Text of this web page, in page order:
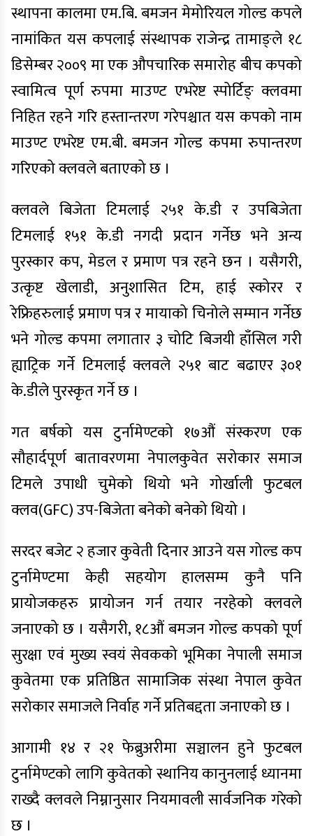
स्थापना कालमा एम.बि. बमजन मेमोरियल गोल्ड कपले
नामांकित यस कपलाई संस्थापक राजेन्द्र तामाङ्ले १८
डिसेम्बर २००९ मा एक औपचारिक समारोह बीच कपको
स्वामित्व पूर्ण रुपमा माउण्ट एभरेष्ट स्पोर्टिङ् क्लवमा
निहित रहने गरि हस्तान्तरण गरेपश्चात यस कपको नाम
माउण्ट एभरेष्ट एम.बी. बमजन गोल्ड कपमा रुपान्तरण
गरिएको क्लवले बताएको छ ।
क्लवले बिजेता टिमलाई २५१ के.डी र उपबिजेता
टिमलाई १५१ के.डी नगदी प्रदान गर्नेछ भने अन्य
पुरस्कार कप, मेडल र प्रमाण पत्र रहने छन । यसैगरी,
उत्कृष्ट खेलाडी, अनुशासित टिम, हाई स्कोरर र
रेफ्रिहरुलाई प्रमाण पत्र र मायाको चिनोले सम्मान गर्नेछ
भने गोल्ड कपमा लगातार ३ चोटि बिजयी हाँसिल गरी
ह्याट्रिक गर्ने टिमलाई क्लवले २५१ बाट बढाएर ३०१
के.डीले पुरस्कृत गर्ने छ ।
गत बर्षको यस टुर्नामेण्टको १७औं संस्करण एक
सौहार्दपूर्ण बातावरणमा नेपालकुवेत सरोकार समाज
टिमले उपाधी चुमेको थियो भने गोर्खाली फुटबल
क्लव(GFC) उप-बिजेता बनेको बनेको थियो ।
सरदर बजेट २ हजार कुवेती दिनार आउने यस गोल्ड कप
टुर्नामेण्टमा केही सहयोग हालसम्म कुनै पनि
प्रायोजकहरु प्रायोजन गर्न तयार नरहेको क्लवले
जनाएको छ । यसैगरी, १८औं बमजन गोल्ड कपको पूर्ण
सुरक्षा एवं मुख्य स्वयं सेवकको भूमिका नेपाली समाज
कुवेतमा एक प्रतिष्ठित सामाजिक संस्था नेपाल कुवेत
सरोकार समाजले निर्वाह गर्ने प्रतिबद्दता जनाएको छ ।
आगामी १४ र २१ फेब्रुअरीमा सञ्चालन हुने फुटबल
टुर्नामेण्टको लागि कुवेतको स्थानिय कानुनलाई ध्यानमा
राख्दै क्लवले निम्नानुसार नियमावली सार्वजनिक गरेको
छ ।